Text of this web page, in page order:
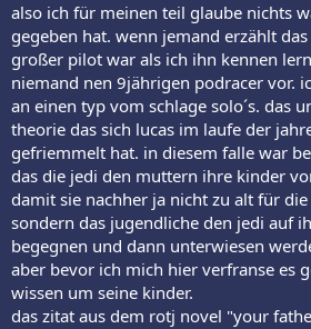
also ich für meinen teil glaube nichts
gegeben hat. wenn jemand erzählt
großer pilot war als ich ihn kennen
niemand nen 9jährigen podracer vor.
an einen typ vom schlage solo´s. das
theorie das sich lucas im laufe der
gefriemmelt hat. in diesem falle war
das die jedi den muttern ihre kinder
damit sie nachher ja nicht zu alt für
sondern das jugendliche den jedi auf
begegnen und dann unterwiesen
aber bevor ich mich hier verfranse es
wissen um seine kinder.
das zitat aus dem rotj novel "your